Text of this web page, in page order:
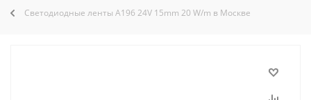
Светодиодные ленты A196 24V 15mm 20 W/m в Москве